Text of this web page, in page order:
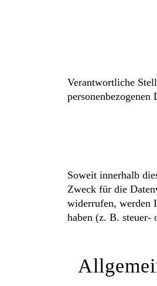
Verantwortliche
Soweit innerhalb
Zweck für die
widerrufen, werden
haben (z. B. steuer-